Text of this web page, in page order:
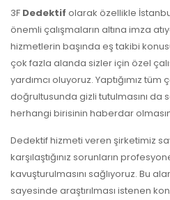
3F Dedektif olarak özellikle
önemli çalışmaların altına imza
hizmetlerin başında eş takibi
çok fazla alanda sizler için özel
yardımcı oluyoruz. Yaptığımız tüm
doğrultusunda gizli tutulmasını
herhangi birisinin haberdar
Dedektif hizmeti veren şirketimiz
karşılaştığınız sorunların
kavuşturulmasını sağlıyoruz. Bu
sayesinde araştırılması istenen